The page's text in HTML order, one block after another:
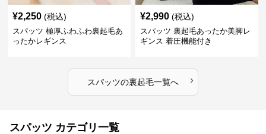
¥2,250 (税込)
スパッツ 極厚ふわふわ裏起毛あ
ったかレギンス
¥2,990 (税込)
スパッツ 裏起毛あったか美脚レ
ギンス 着圧機能付き
スパッツの裏起毛一覧へ ›
スパッツ カテゴリ一覧